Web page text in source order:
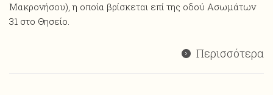
Μακρονήσου), η οποία βρίσκεται επί της οδού Ασωμάτων
31 στο Θησείο.
Περισσότερα